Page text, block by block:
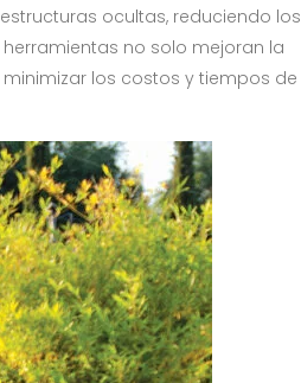
ocultas, reduciendo los
no solo mejoran la
los costos y tiempos de